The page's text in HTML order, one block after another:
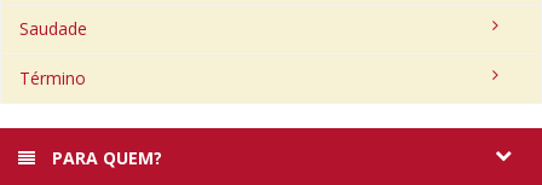
Saudade
Término
PARA QUEM?